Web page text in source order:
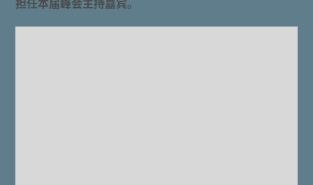
担任本届峰会主持嘉宾。